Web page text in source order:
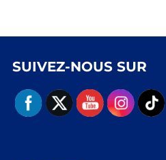
SUIVEZ-NOUS SUR